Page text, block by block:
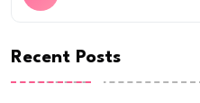
Recent Posts